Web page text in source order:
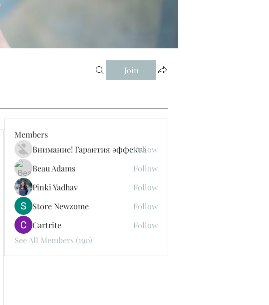
Join
Members
Внимание! Гарантия эффектаFollow
Beau Adams
Follow
Pinki Yadhav
Follow
Store Newzome
Follow
Cartrite
Follow
See All Members (190)